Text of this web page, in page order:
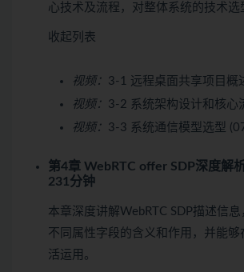
心技术及流程，对整体系统的技术选
收起列表
视频： 3-1 远程桌面共享项目概
视频： 3-2 系统架构设计和核心
视频： 3-3 系统通信模型选型
第4章 WebRTC offer SDP深度解
231分钟
本章深度讲解WebRTC SDP描述信
不同属性字段的含义和作用，并能够
活运用。